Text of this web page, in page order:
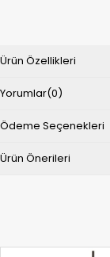
Ürün Özellikleri
Yorumlar(0)
Ödeme Seçenekleri
Ürün Önerileri